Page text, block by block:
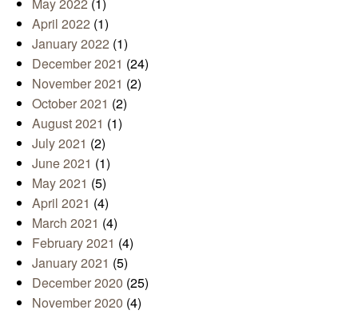
April 2022 (1)
January 2022 (1)
December 2021 (24)
November 2021 (2)
October 2021 (2)
August 2021 (1)
July 2021 (2)
June 2021 (1)
May 2021 (5)
April 2021 (4)
March 2021 (4)
February 2021 (4)
January 2021 (5)
December 2020 (25)
November 2020 (4)